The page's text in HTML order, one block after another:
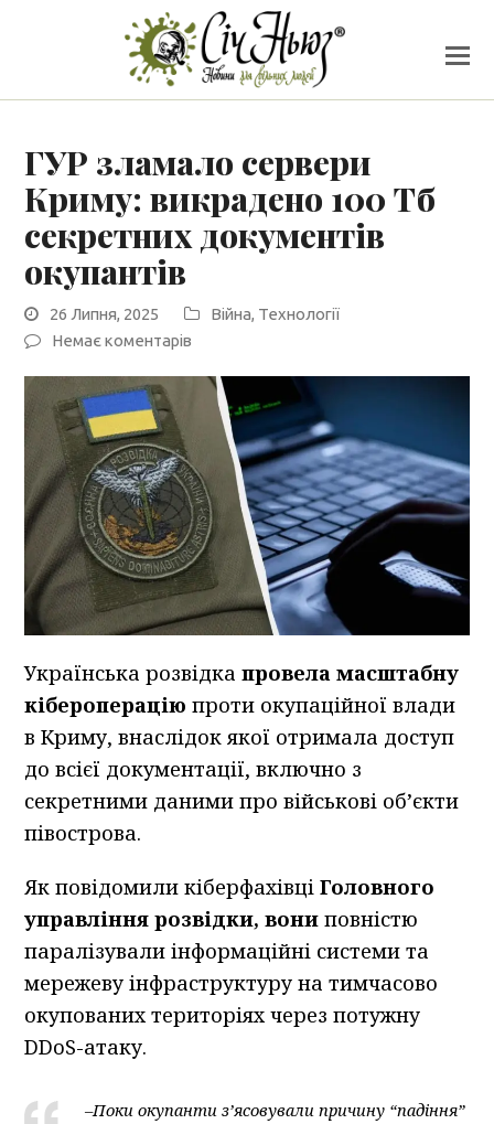
ГУР зламало сервери
Криму: викрадено 100 Тб
секретних документів
окупантів
26 Липня, 2025 Війна, Технології
Немає коментарів
Українська розвідкапровела масштабну
кібероперацію проти окупаційної влади
в Криму, внаслідок якої отримала доступ
до всієї документації, включно з
секретними даними про військові об’єкти
півострова.
Як повідомили кіберфахівціГоловного
управління розвідки, вони повністю
паралізували інформаційні системи та
мережеву інфраструктуру на тимчасово
окупованих територіях через потужну
DDoS-атаку.
–Поки окупанти з’ясовували причину “падіння”